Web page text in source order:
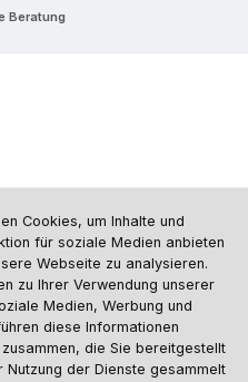
Beratung
Cookies, um Inhalte und
für soziale Medien anbieten
Webseite zu analysieren.
zu Ihrer Verwendung unserer
Medien, Werbung und
diese Informationen
die Sie bereitgestellt
der Dienste gesammelt